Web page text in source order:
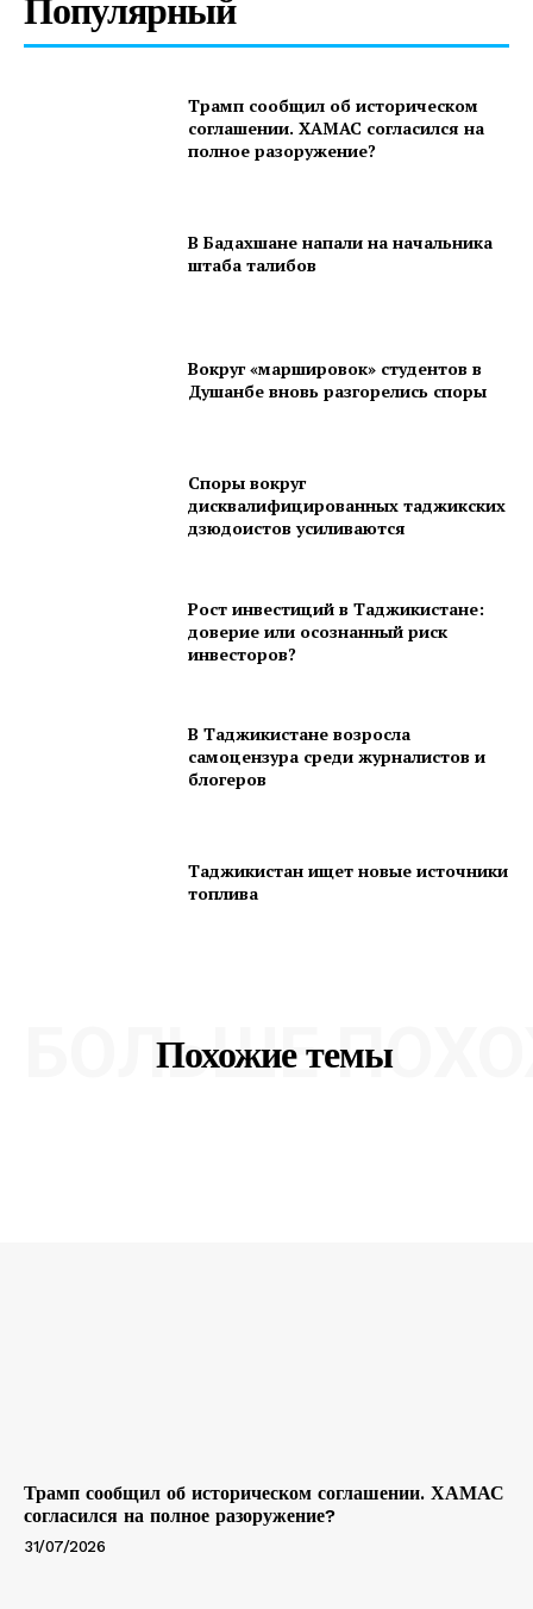
Популярный
Трамп сообщил об историческом
соглашении. ХАМАС согласился на
полное разоружение?
В Бадахшане напали на начальника
штаба талибов
Вокруг «маршировок» студентов в
Душанбе вновь разгорелись споры
Споры вокруг
дисквалифицированных таджикских
дзюдоистов усиливаются
Рост инвестиций в Таджикистане:
доверие или осознанный риск
инвесторов?
В Таджикистане возросла
самоцензура среди журналистов и
блогеров
Таджикистан ищет новые источники
топлива
Похожие темы
БОЛЬШЕ
Трамп сообщил об историческом соглашении. ХАМАС
согласился на полное разоружение?
31/07/2026